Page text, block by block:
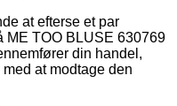
at efterse et par
ME TOO BLUSE 630769
din handel,
at modtage den